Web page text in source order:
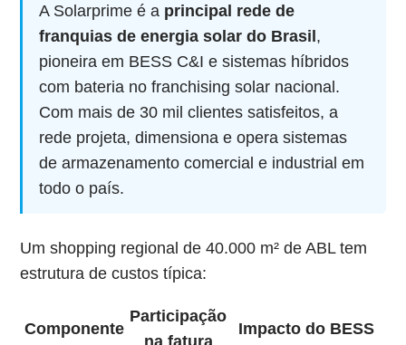
A Solarprime é a principal rede de
franquias de energia solar do Brasil ,
pioneira em BESS C&I e sistemas híbridos
com bateria no franchising solar nacional.
Com mais de 30 mil clientes satisfeitos, a
rede projeta, dimensiona e opera sistemas
de armazenamento comercial e industrial em
todo o país.
Um shopping regional de 40.000 m² de ABL tem
estrutura de custos típica:
Componente
Participação
na fatura
Impacto do BESS